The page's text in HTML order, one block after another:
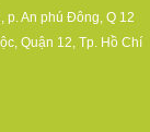
An phú Đông, Q 12
Quận 12, Tp. Hồ Chí